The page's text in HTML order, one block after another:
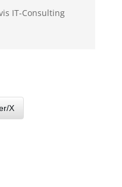
IT-Consulting
X